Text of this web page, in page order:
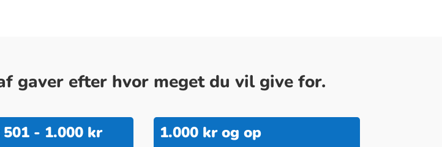
gaver efter hvor meget du vil give for.
- 1.000 kr 1.000 kr og op